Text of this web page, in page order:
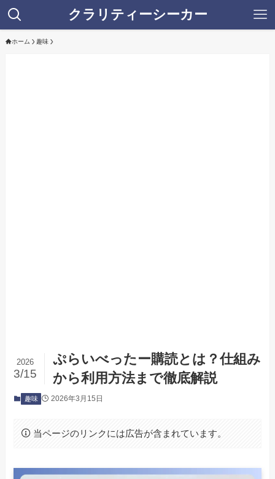
クラリティーシーカー
ホーム 趣味
ぷらいべったー購読とは？仕組み
から利用方法まで徹底解説
2026
3/15
趣味 2026年3月15日
当ページのリンクには広告が含まれています。